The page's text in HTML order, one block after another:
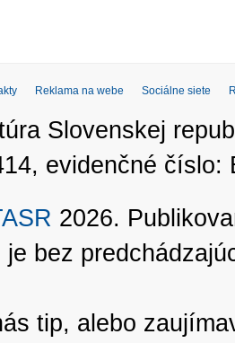
Reklama na webe Sociálne siete
Slovenskej
evidenčné číslo:
2026.
je bez
tip, alebo